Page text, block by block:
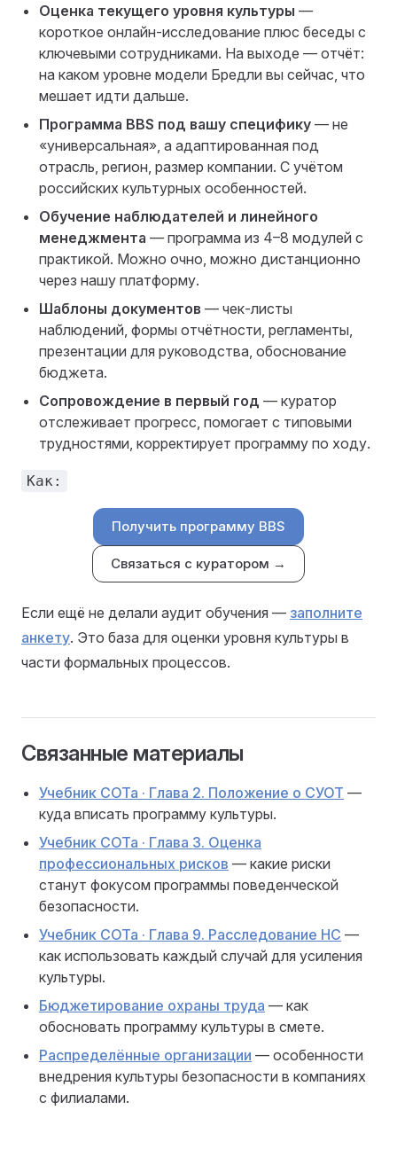
Оценка текущего уровня культуры —
короткое онлайн-исследование плюс беседы с
ключевыми сотрудниками. На выходе — отчёт:
на каком уровне модели Бредли вы сейчас, что
мешает идти дальше.
Программа BBS под вашу специфику — не
«универсальная», а адаптированная под
отрасль, регион, размер компании. С учётом
российских культурных особенностей.
Обучение наблюдателей и линейного
менеджмента — программа из 4–8 модулей с
практикой. Можно очно, можно дистанционно
через нашу платформу.
Шаблоны документов — чек-листы
наблюдений, формы отчётности, регламенты,
презентации для руководства, обоснование
бюджета.
Сопровождение в первый год — куратор
отслеживает прогресс, помогает с типовыми
трудностями, корректирует программу по ходу.
Как:
Получить программу BBS
Связаться с куратором →
Если ещё не делали аудит обучения — заполните
анкету. Это база для оценки уровня культуры в
части формальных процессов.
Связанные материалы
Учебник СОТа · Глава 2. Положение о СУОТ —
куда вписать программу культуры.
Учебник СОТа · Глава 3. Оценка
профессиональных рисков — какие риски
станут фокусом программы поведенческой
безопасности.
Учебник СОТа · Глава 9. Расследование НС —
как использовать каждый случай для усиления
культуры.
Бюджетирование охраны труда — как
обосновать программу культуры в смете.
Распределённые организации — особенности
внедрения культуры безопасности в компаниях
с филиалами.